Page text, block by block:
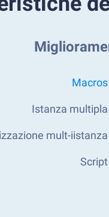
Macros
Istanza multipla
mult-iistanza
Script